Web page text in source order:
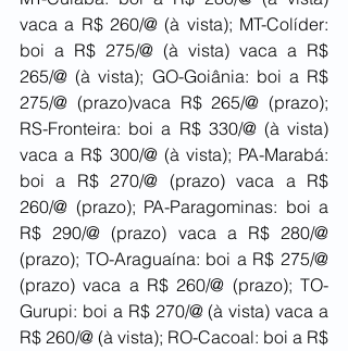
vaca a R$ 260/@ (à vista); MT-Colíder:
boi a R$ 275/@ (à vista) vaca a R$
265/@ (à vista); GO-Goiânia: boi a R$
275/@ (prazo)vaca R$ 265/@ (prazo);
RS-Fronteira: boi a R$ 330/@ (à vista)
vaca a R$ 300/@ (à vista); PA-Marabá:
boi a R$ 270/@ (prazo) vaca a R$
260/@ (prazo); PA-Paragominas: boi a
R$ 290/@ (prazo) vaca a R$ 280/@
(prazo); TO-Araguaína: boi a R$ 275/@
(prazo) vaca a R$ 260/@ (prazo); TO-
Gurupi: boi a R$ 270/@ (à vista) vaca a
R$ 260/@ (à vista); RO-Cacoal: boi a R$